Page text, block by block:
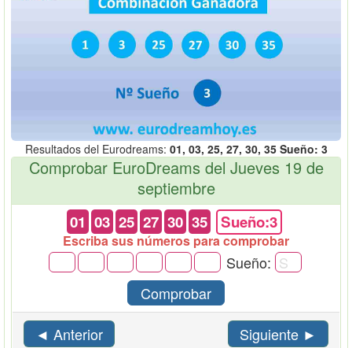
Resultados del Eurodreams: 01, 03, 25, 27, 30, 35 Sueño: 3
Comprobar EuroDreams del Jueves 19 de
septiembre
01 03 25 27 30 35 Sueño:3
Escriba sus números para comprobar
Sueño:
Comprobar
◄ Anterior
Siguiente ►